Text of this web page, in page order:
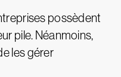
possèdent
pile. Néanmoins,
les gérer